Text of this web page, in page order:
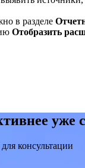
в разделе
Отобразить
уже
консультации